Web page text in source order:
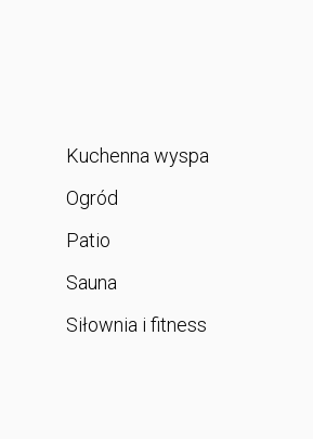
Kuchenna wyspa
Ogród
Patio
Sauna
Siłownia i fitness